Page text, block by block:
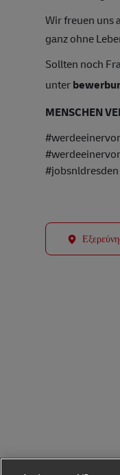
Wir freuen uns
ganz ohne
Sollten noch
unter
MENSCHEN
#jobsnldresden